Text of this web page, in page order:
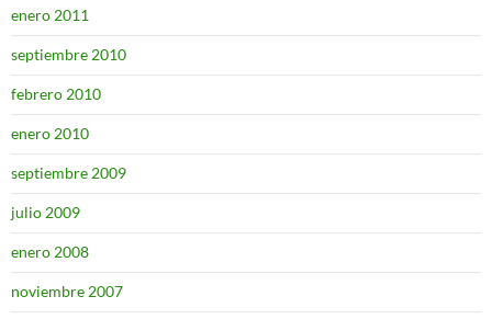
enero 2011
septiembre 2010
febrero 2010
enero 2010
septiembre 2009
julio 2009
enero 2008
noviembre 2007